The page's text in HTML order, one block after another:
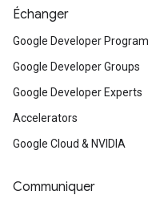
Échanger
Google Developer Program
Google Developer Groups
Google Developer Experts
Accelerators
Google Cloud & NVIDIA
Communiquer